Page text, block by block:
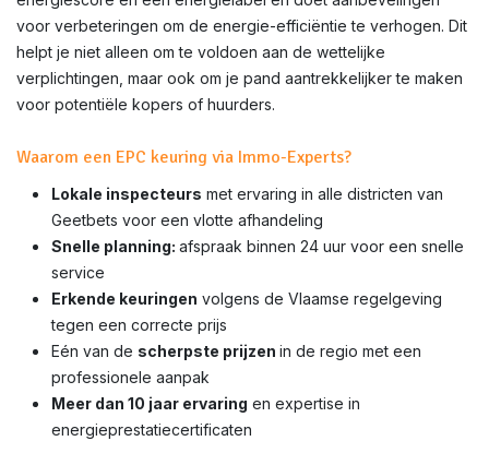
voor verbeteringen om de energie-efficiëntie te verhogen. Dit
helpt je niet alleen om te voldoen aan de wettelijke
verplichtingen, maar ook om je pand aantrekkelijker te maken
voor potentiële kopers of huurders.
Waarom een EPC keuring via Immo-Experts?
Lokale inspecteurs met ervaring in alle districten van
Geetbets voor een vlotte afhandeling
Snelle planning: afspraak binnen 24 uur voor een snelle
service
Erkende keuringen volgens de Vlaamse regelgeving
tegen een correcte prijs
Eén van de scherpste prijzen in de regio met een
professionele aanpak
Meer dan 10 jaar ervaring en expertise in
energieprestatiecertificaten